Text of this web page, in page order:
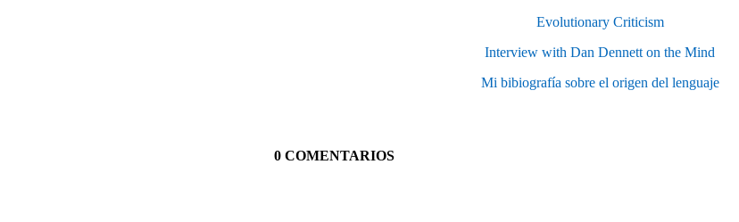
Evolutionary Criticism
Interview with Dan Dennett on the Mind
Mi bibiografía sobre el origen del lenguaje
0 COMENTARIOS